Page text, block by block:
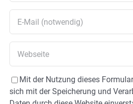
Mit der Nutzung dieses
sich mit der Speicherung und